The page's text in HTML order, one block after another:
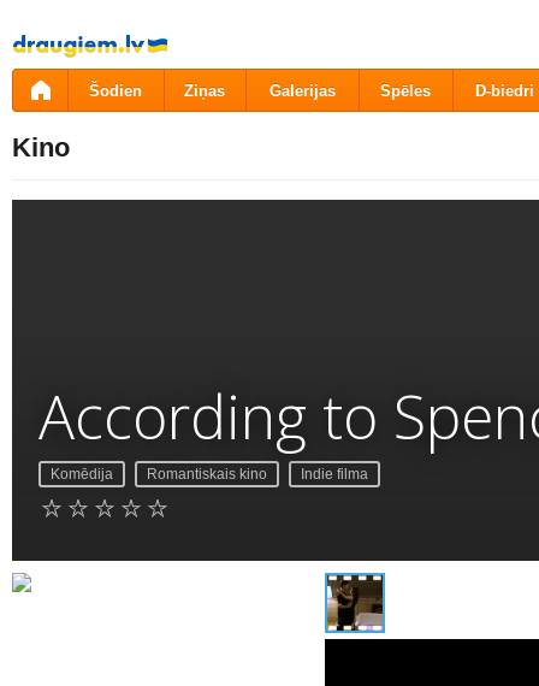
Pāriet
uz
saturu
Šodien Ziņas Galerijas Spēles D-biedri
Kino
According to
Komēdija Romantiskais kino Indie filma